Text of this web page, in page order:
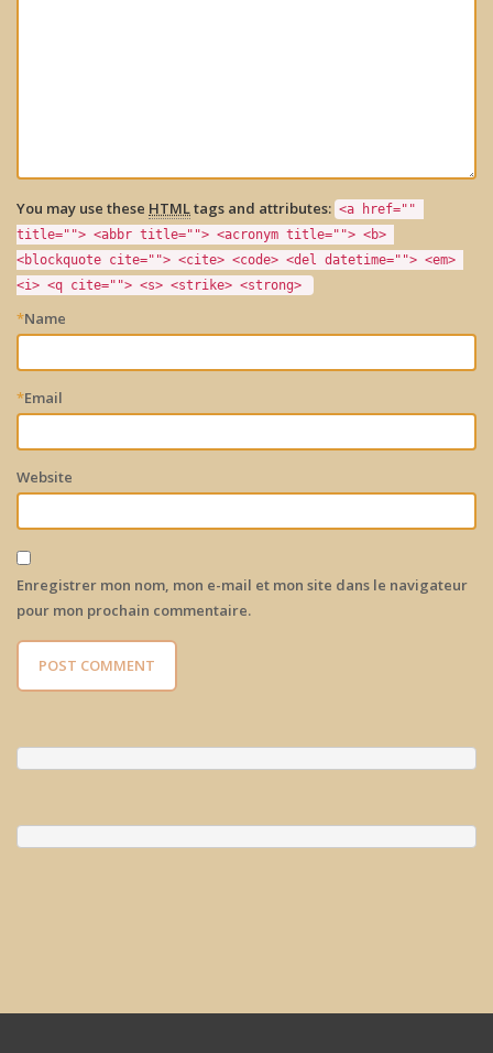
You may use these HTMLtags and attributes: <a href=""
title=""> <abbr title=""> <acronym title=""> <b>
<blockquote cite=""> <cite> <code> <del datetime=""> <em>
<i> <q cite=""> <s> <strike> <strong>
*Name
*Email
Website
Enregistrer mon nom, mon e-mail et mon site dans le navigateur
pour mon prochain commentaire.